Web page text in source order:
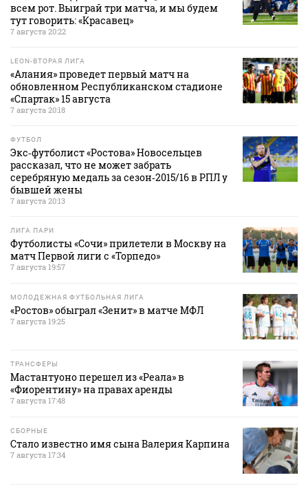
всем рот. Выиграй три матча, и мы будем
тут говорить: «Красавец»
7 августа 20:22
LEON-ВТОРАЯ ЛИГА
«Алания» проведет первый матч на
обновленном Республиканском стадионе
«Спартак» 15 августа
7 августа 20:18
ФУТБОЛ
Экс‑футболист «Ростова» Новосельцев
рассказал, что не может забрать
серебряную медаль за сезон‑2015/16 в РПЛ у
бывшей жены
7 августа 20:13
ЛИГА ПАРИ
Футболисты «Сочи» прилетели в Москву на
матч Первой лиги с «Торпедо»
7 августа 19:57
МОЛОДЕЖНАЯ ФУТБОЛЬНАЯ ЛИГА
«Ростов» обыграл «Зенит» в матче МФЛ
7 августа 19:25
ТРАНСФЕРЫ
Мастантуоно перешел из «Реала» в
«Фиорентину» на правах аренды
7 августа 17:48
СБОРНЫЕ
Стало известно имя сына Валерия Карпина
7 августа 17:34